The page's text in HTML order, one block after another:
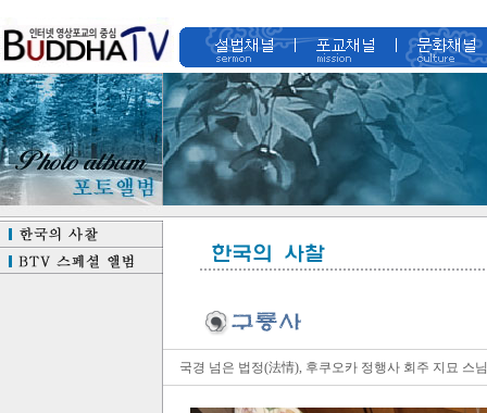
국경 넘은 법정(法情), 후쿠오카 정행사 회주 지묘 스